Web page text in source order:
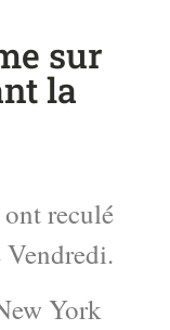
sur
la
reculé
Vendredi.
York